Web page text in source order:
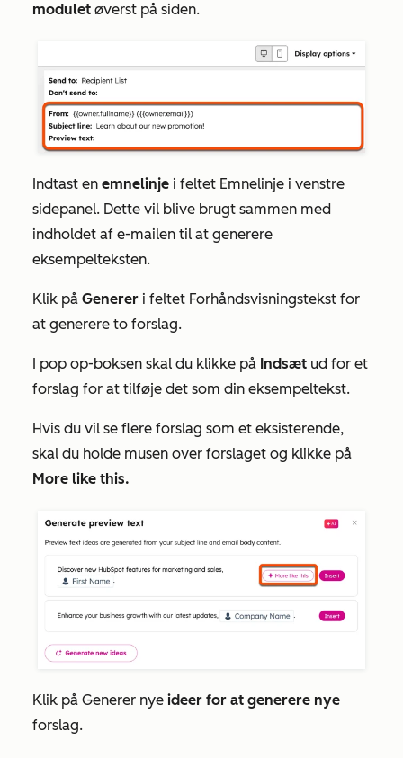
modulet øverst på siden.
Indtast en emnelinje i feltet Emnelinje i venstre
sidepanel. Dette vil blive brugt sammen med
indholdet af e-mailen til at generere
eksempelteksten.
Klik på Generer i feltet Forhåndsvisningstekst for
at generere to forslag.
I pop op-boksen skal du klikke på Indsæt ud for et
forslag for at tilføje det som din eksempeltekst.
Hvis du vil se flere forslag som et eksisterende,
skal du holde musen over forslaget og klikke på
More like this.
Klik på Generer nye ideer for at generere nye
forslag.